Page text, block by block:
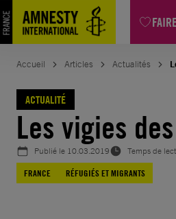
Aller
au
contenu
Accueil Articles Actualités
ACTUALITÉ
Les vigies
Publié le 10.03.2019
Temps de
FRANCE
RÉFUGIÉS ET MIGRANTS